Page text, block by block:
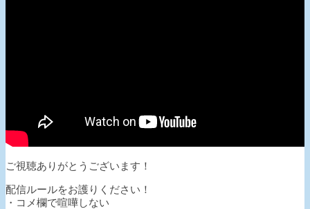
ご視聴ありがとうございます！
配信ルールをお護りください！
・コメ欄で喧嘩しない